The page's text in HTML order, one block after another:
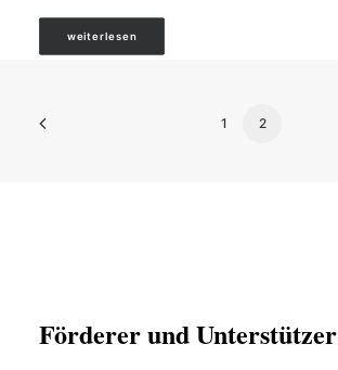
weiterlesen
1 2
Förderer und Unterstützer